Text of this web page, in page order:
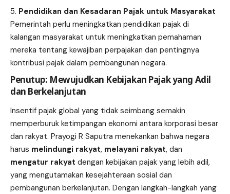
Pendidikan dan Kesadaran Pajak untuk Masyarakat
Pemerintah perlu meningkatkan pendidikan pajak di
kalangan masyarakat untuk meningkatkan pemahaman
mereka tentang kewajiban perpajakan dan pentingnya
kontribusi pajak dalam pembangunan negara.
Penutup: Mewujudkan Kebijakan Pajak yang Adil
dan Berkelanjutan
Insentif pajak global yang tidak seimbang semakin
memperburuk ketimpangan ekonomi antara korporasi besar
dan rakyat. Prayogi R Saputra menekankan bahwa negara
harus melindungi rakyat, melayani rakyat, dan
mengatur rakyat dengan kebijakan pajak yang lebih adil,
yang mengutamakan kesejahteraan sosial dan
pembangunan berkelanjutan. Dengan langkah-langkah yang